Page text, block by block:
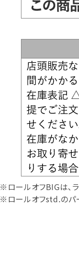
※ロールオフBIGは、
※ロールオフstd.のパ